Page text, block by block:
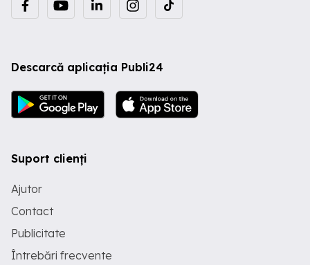
Descarcă aplicația Publi24
Suport clienți
Ajutor
Contact
Publicitate
Întrebări frecvente